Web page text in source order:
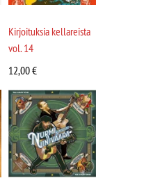
Kirjoituksia kellareista
vol. 14
12,00€